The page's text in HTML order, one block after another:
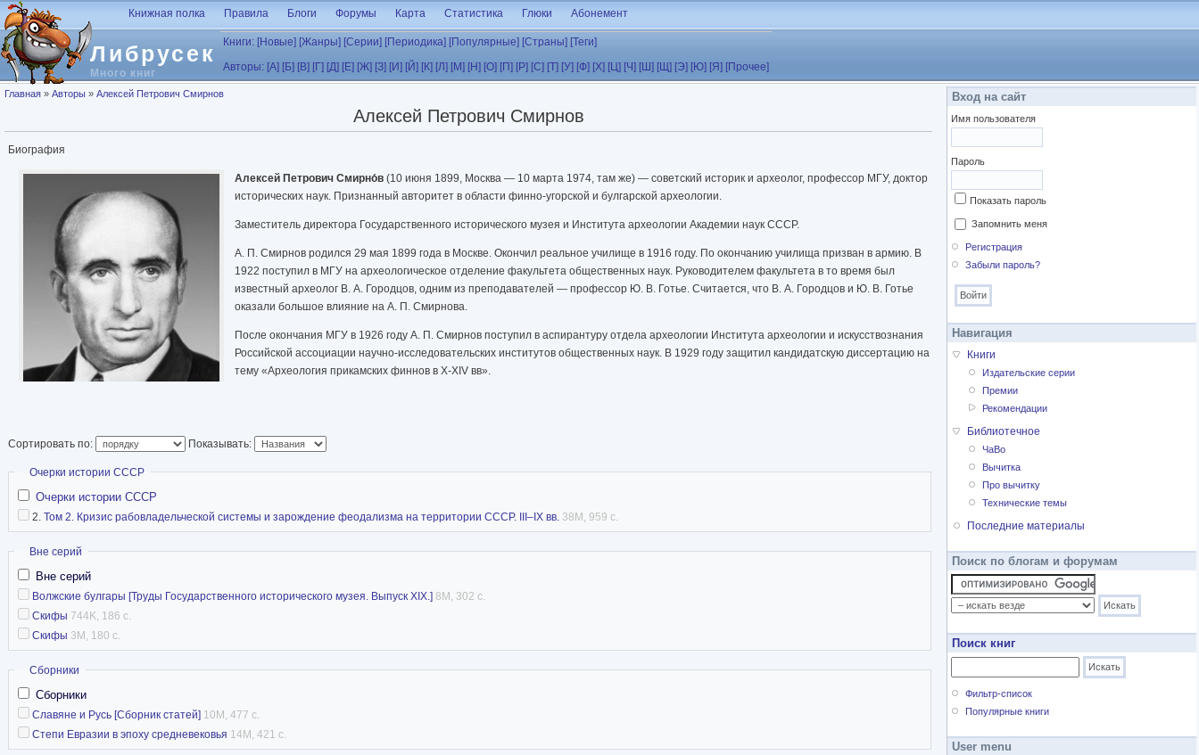
Перейти к основному содержанию
Либрусек
Много книг
Книжная полка Правила Блоги Форумы Карта Статистика Глюки Абонемент
Книги: [Новые] [Жанры] [Серии] [Периодика] [Популярные] [Страны] [Теги]
Авторы: [А] [Б] [В] [Г] [Д] [Е] [Ж] [З] [И] [Й] [К] [Л] [М] [Н] [О] [П] [Р] [С] [Т] [У] [Ф] [Х] [Ц] [Ч] [Ш] [Щ] [Э] [Ю] [Я] [Прочее]
Вы здесь
Главная » Авторы » Алексей Петрович Смирнов
Алексей Петрович Смирнов
Биография
Алексей Петрович Смирно́в (10 июня 1899, Москва — 10 марта 1974, там же) — советский историк и археолог, профессор МГУ, доктор
исторических наук. Признанный авторитет в области финно-угорской и булгарской археологии.
Заместитель директора Государственного исторического музея и Института археологии Академии наук СССР.
А. П. Смирнов родился 29 мая 1899 года в Москве. Окончил реальное училище в 1916 году. По окончанию училища призван в армию. В
1922 поступил в МГУ на археологическое отделение факультета общественных наук. Руководителем факультета в то время был
известный археолог В. А. Городцов, одним из преподавателей — профессор Ю. В. Готье. Считается, что В. А. Городцов и Ю. В. Готье
оказали большое влияние на А. П. Смирнова.
После окончания МГУ в 1926 году А. П. Смирнов поступил в аспирантуру отдела археологии Института археологии и искусствознания
Российской ассоциации научно-исследовательских институтов общественных наук. В 1929 году защитил кандидатскую диссертацию на
тему «Археология прикамских финнов в Х-XIV вв».
Сортировать по: Показывать:
Скрыть
Очерки истории СССР
Очерки истории СССР
2. Том 2. Кризис рабовладельческой системы и зарождение феодализма на территории СССР. III–IX вв. 38M, 959 с.
Скрыть
Вне серий
Вне серий
Волжские булгары [Труды Государственного исторического музея. Выпуск XIX.] 8M, 302 с.
Скифы 744K, 186 с.
Скифы 3M, 180 с.
Скрыть
Сборники
Сборники
Славяне и Русь [Сборник статей] 10M, 477 с.
Степи Евразии в эпоху средневековья 14M, 421 с.
Вход на сайт
Имя пользователя
Пароль
Показать пароль
Запомнить меня
Регистрация
Забыли пароль?
Навигация
Книги
Издательские серии
Премии
Рекомендации
Библиотечное
ЧаВо
Вычитка
Про вычитку
Технические темы
Последние материалы
Поиск по блогам и форумам
Поиск книг
Фильтр-список
Популярные книги
User menu